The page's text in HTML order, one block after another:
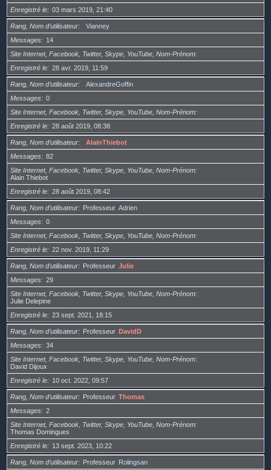
Enregistré le
03 mars 2019, 21:40
Rang, Nom d’utilisateur
Vianney
Messages
14
Site Internet, Facebook, Twitter, Skype, YouTube, Nom-Prénom
Enregistré le
28 avr. 2019, 11:59
Rang, Nom d’utilisateur
AlexandreGoffin
Messages
0
Site Internet, Facebook, Twitter, Skype, YouTube, Nom-Prénom
Enregistré le
28 août 2019, 08:38
Rang, Nom d’utilisateur
AlainThiebot
Messages
82
Site Internet, Facebook, Twitter, Skype, YouTube, Nom-Prénom
Alain Thiebot
Enregistré le
28 août 2019, 08:42
Rang, Nom d’utilisateur Professeur Adrien
Messages
0
Site Internet, Facebook, Twitter, Skype, YouTube, Nom-Prénom
Enregistré le
22 nov. 2019, 11:29
Rang, Nom d’utilisateur Professeur Julie
Messages
29
Site Internet, Facebook, Twitter, Skype, YouTube, Nom-Prénom
Julie Delepine
Enregistré le
23 sept. 2021, 18:15
Rang, Nom d’utilisateur Professeur DavidD
Messages
34
Site Internet, Facebook, Twitter, Skype, YouTube, Nom-Prénom
David Dijoux
Enregistré le
10 oct. 2022, 09:57
Rang, Nom d’utilisateur Professeur Thomas
Messages
2
Site Internet, Facebook, Twitter, Skype, YouTube, Nom-Prénom
Thomas Domingues
Enregistré le
13 sept. 2023, 10:22
Rang, Nom d’utilisateur Professeur Rolingsan